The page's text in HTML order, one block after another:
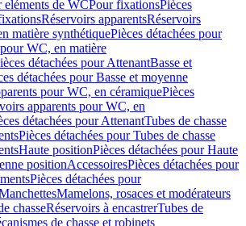
eléments de WCPour fixationsPièces
Réservoirs apparentsRéservoirs
matière synthétiquePièces détachées pour
WC, en matière
détachées pour AttenantBasse et
détachées pour Basse et moyenne
pour WC, en céramiquePièces
apparents pour WC, en
détachées pour AttenantTubes de chasse
Pièces détachées pour Tubes de chasse
Haute positionPièces détachées pour Haute
positionAccessoiresPièces détachées pour
Pièces détachées pour
Mamelons, rosaces et modérateurs
chasseRéservoirs à encastrerTubes de
de chasse et robinets